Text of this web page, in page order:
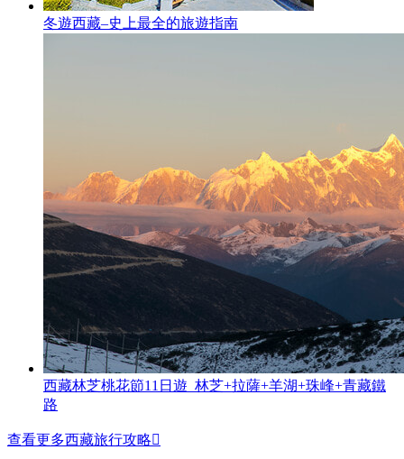
冬遊西藏–史上最全的旅遊指南
西藏林芝桃花節11日遊 林芝+拉薩+羊湖+珠峰+青藏鐵
路
查看更多西藏旅行攻略